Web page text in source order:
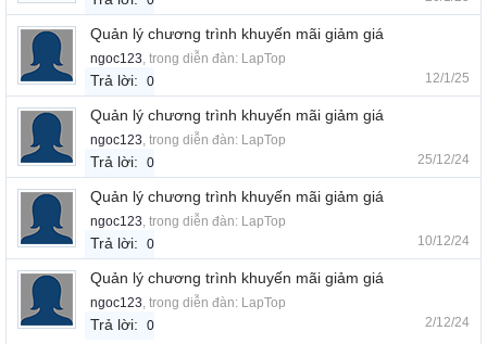
Quản lý chương trình khuyến mãi giảm giá
ngoc123 , trong diễn đàn: LapTop
Trả lời: 0 12/1/25
Quản lý chương trình khuyến mãi giảm giá
ngoc123 , trong diễn đàn: LapTop
Trả lời: 0 25/12/24
Quản lý chương trình khuyến mãi giảm giá
ngoc123 , trong diễn đàn: LapTop
Trả lời: 0 10/12/24
Quản lý chương trình khuyến mãi giảm giá
ngoc123 , trong diễn đàn: LapTop
Trả lời: 0 2/12/24